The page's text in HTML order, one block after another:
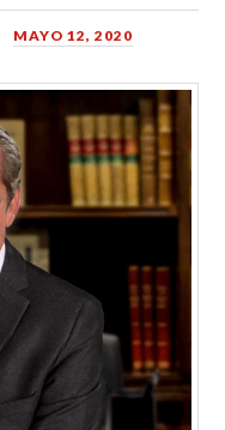
MAYO 12, 2020